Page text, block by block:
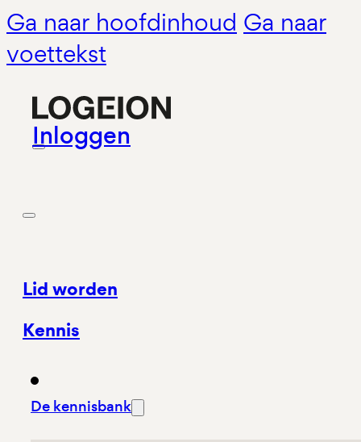
Ga naar hoofdinhoud Ga naar
voettekst
Inloggen
Lid worden
Kennis
De kennisbank